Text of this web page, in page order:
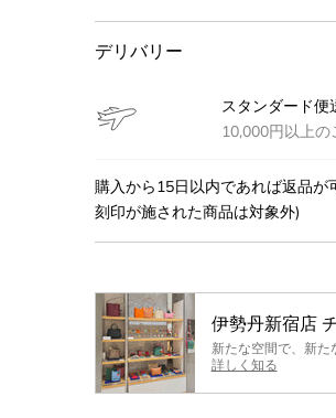
デリバリー
スタンダード便
10,000円以上の
購入から15日以内であれば返品が
刻印が施された商品は対象外)
伊勢丹新宿店
新たな空間で、新た
詳しく知る
10% Off
初回購入のみ